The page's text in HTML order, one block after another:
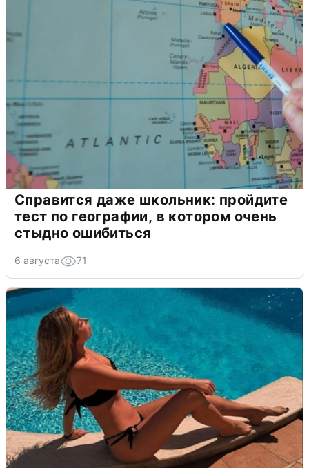
Справится даже школьник: пройдите
тест по географии, в котором очень
стыдно ошибиться
6 августа 71